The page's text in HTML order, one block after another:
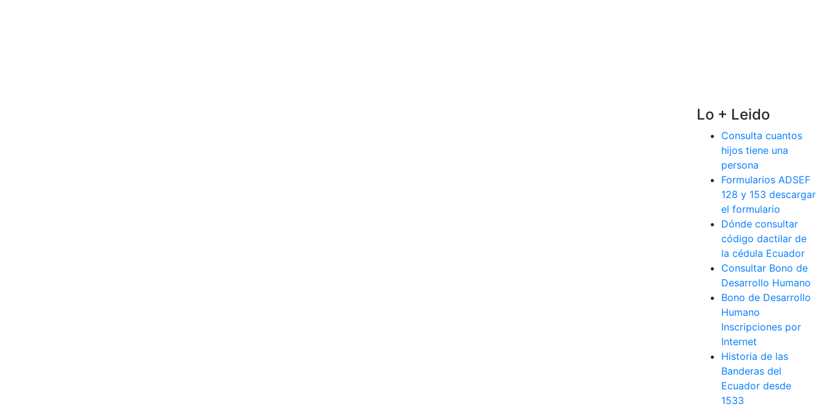
Lo + Leido
Consulta cuantos
hijos tiene una
persona
Formularios ADSEF
128 y 153 descargar
el formulario
Dónde consultar
código dactilar de
la cédula Ecuador
Consultar Bono de
Desarrollo Humano
Bono de Desarrollo
Humano
Inscripciones por
Internet
Historia de las
Banderas del
Ecuador desde
1533